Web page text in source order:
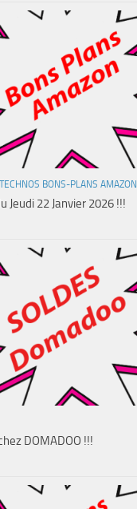
TECHNOS BONS-PLANS AMAZON
Jeudi 22 Janvier 2026 !!!
DOMADOO !!!